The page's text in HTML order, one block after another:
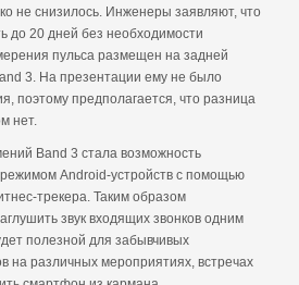
не снизилось. Инженеры заявляют, что
до 20 дней без необходимости
пульса размещен на задней
3. На презентации ему не было
поэтому предполагается, что разница
нет.
Band 3 стала возможность
Android-устройств с помощью
трекера. Таким образом
звук входящих звонков одним
полезной для забывчивых
на различных мероприятиях, встречах